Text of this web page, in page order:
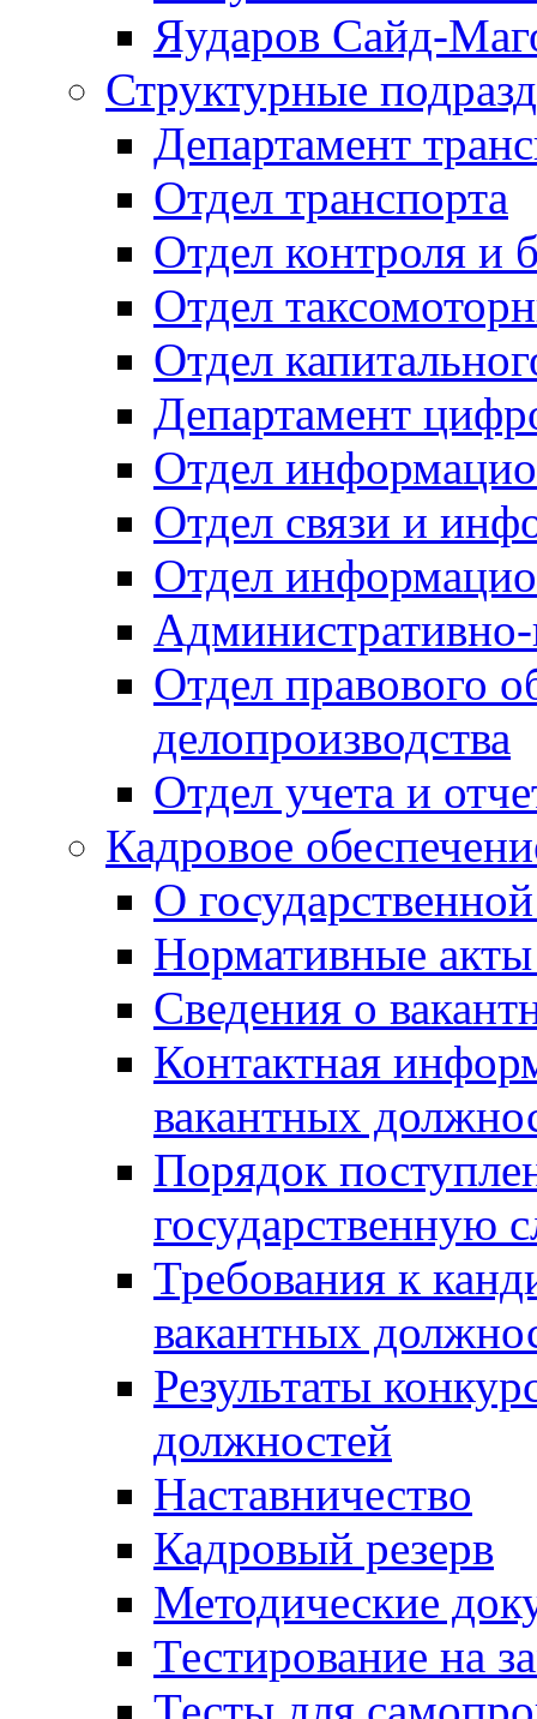
Яударов Сайд-
Структурные
Департамент
Отдел транспорта
Отдел контроля и
Отдел
Отдел
Департамент
Отдел
Отдел связи и
Отдел
Отдел правового
делопроизводства
Отдел учета и
Кадровое
О
Нормативные акты
Сведения о
Контактная
вакантных
Порядок
государственную
Требования к
вакантных
Результаты
должностей
Наставничество
Кадровый резерв
Методические
Тестирование на